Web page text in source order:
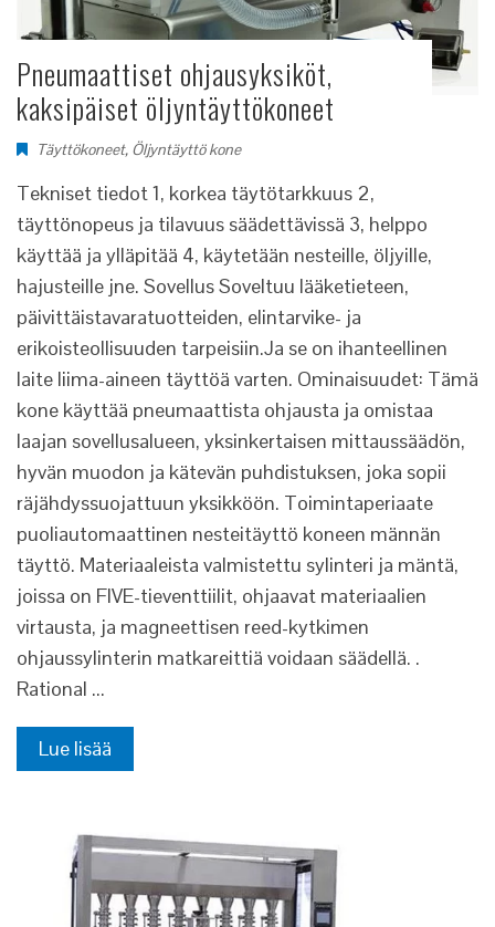
Pneumaattiset ohjausyksiköt,
kaksipäiset öljyntäyttökoneet
Täyttökoneet, Öljyntäyttö kone
Tekniset tiedot 1, korkea täytötarkkuus 2,
täyttönopeus ja tilavuus säädettävissä 3, helppo
käyttää ja ylläpitää 4, käytetään nesteille, öljyille,
hajusteille jne. Sovellus Soveltuu lääketieteen,
päivittäistavaratuotteiden, elintarvike- ja
erikoisteollisuuden tarpeisiin.Ja se on ihanteellinen
laite liima-aineen täyttöä varten. Ominaisuudet: Tämä
kone käyttää pneumaattista ohjausta ja omistaa
laajan sovellusalueen, yksinkertaisen mittaussäädön,
hyvän muodon ja kätevän puhdistuksen, joka sopii
räjähdyssuojattuun yksikköön. Toimintaperiaate
puoliautomaattinen nesteitäyttö koneen männän
täyttö. Materiaaleista valmistettu sylinteri ja mäntä,
joissa on FIVE-tieventtiilit, ohjaavat materiaalien
virtausta, ja magneettisen reed-kytkimen
ohjaussylinterin matkareittiä voidaan säädellä. .
Rational ...
Lue lisää